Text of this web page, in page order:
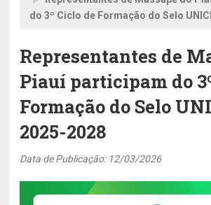
do 3º Ciclo de Formação do Selo
Representantes de
Piauí participam do
Formação do Selo
2025-2028
Data de Publicação: 12/03/2026